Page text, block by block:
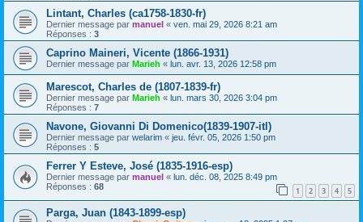
Lintant, Charles (ca1758-1830-fr)
Dernier message par manuel « ven. mai 29, 2026 8:21 am
Réponses : 3
Caprino Maineri, Vicente (1866-1931)
Dernier message par Marieh « lun. avr. 13, 2026 12:58 pm
Marescot, Charles de (1807-1839-fr)
Dernier message par Marieh « lun. mars 30, 2026 3:04 pm
Réponses : 7
Navone, Giovanni Di Domenico(1839-1907-itl)
Dernier message par welarim « jeu. févr. 05, 2026 1:50 pm
Réponses : 5
Ferrer Y Esteve, José (1835-1916-esp)
Dernier message par manuel « lun. déc. 08, 2025 8:49 pm
Réponses : 68 1 2 3 4 5
Parga, Juan (1843-1899-esp)